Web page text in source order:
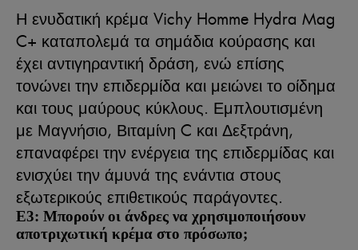
Η ενυδατική κρέμα Vichy Homme Hydra Mag
C+ καταπολεμά τα σημάδια κούρασης και
έχει αντιγηραντική δράση, ενώ επίσης
τονώνει την επιδερμίδα και μειώνει το οίδημα
και τους μαύρους κύκλους. Εμπλουτισμένη
με Μαγνήσιο, Βιταμίνη C και Δεξτράνη,
επαναφέρει την ενέργεια της επιδερμίδας και
ενισχύει την άμυνά της ενάντια στους
εξωτερικούς επιθετικούς παράγοντες.
Ε3: Μπορούν οι άνδρες να χρησιμοποιήσουν
αποτριχωτική κρέμα στο πρόσωπο;